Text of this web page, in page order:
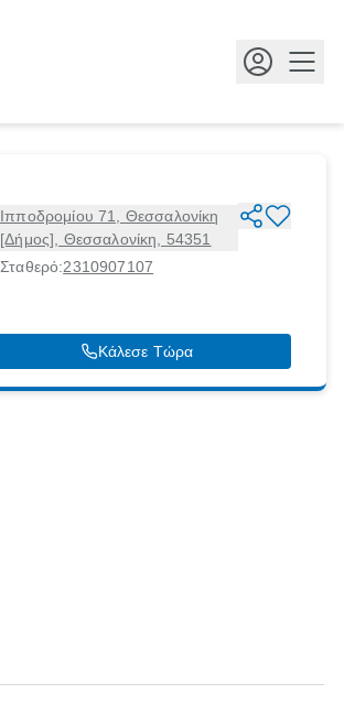
Ιπποδρομίου 71, Θεσσαλονίκη
[Δήμος], Θεσσαλονίκη, 54351
Σταθερό:2310907107
Κάλεσε Τώρα